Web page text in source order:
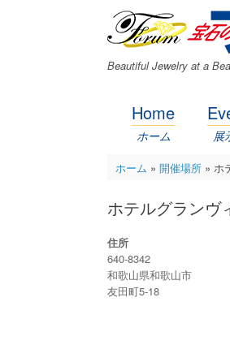
Beautiful Jewelry at a
Home
ホーム 展
ホーム » 開催場所» ホ
ホテルグランヴ
住所
640-8342
和歌山県和歌山市
友田町5-18